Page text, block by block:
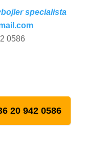
specialista
0586
20 942 0586